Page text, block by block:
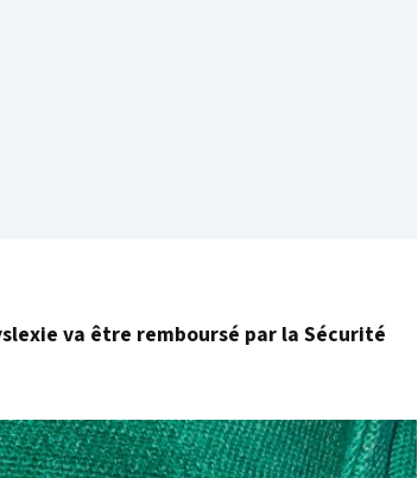
va être remboursé par la Sécurité